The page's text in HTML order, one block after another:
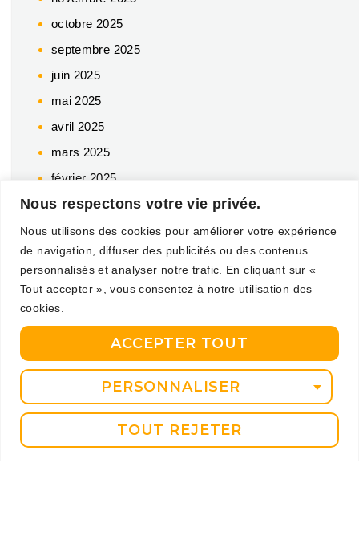
Nous respectons votre vie privée.
Nous utilisons des cookies pour améliorer votre expérience
de navigation, diffuser des publicités ou des contenus
personnalisés et analyser notre trafic. En cliquant sur «
Tout accepter », vous consentez à notre utilisation des
cookies.
PERSONNALISER
TOUT REJETER
ACCEPTER TOUT
octobre 2025
septembre 2025
juin 2025
mai 2025
avril 2025
mars 2025
février 2025
décembre 2024
octobre 2024
juillet 2024
mai 2024
mars 2024
février 2024
décembre 2023
novembre 2023